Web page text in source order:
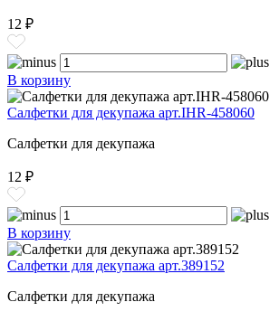
12 ₽
В корзину
Салфетки для декупажа арт.IHR-458060
Салфетки для декупажа
12 ₽
В корзину
Салфетки для декупажа арт.389152
Салфетки для декупажа